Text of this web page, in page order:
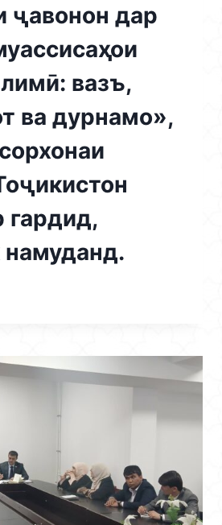
ҷавонон дар
вазъ,
ва дурнамо»,
гардид,